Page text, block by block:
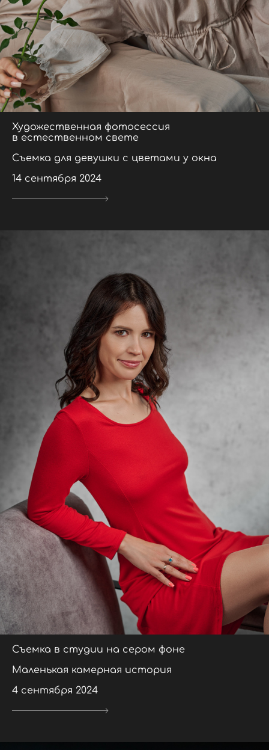
Художественная фотосессия
в естественном свете
Съемка для девушки с цветами у окна
14 сентября 2024
Съемка в студии на сером фоне
Маленькая камерная история
4 сентября 2024